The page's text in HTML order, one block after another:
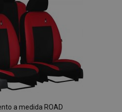
de
Deseos
a medida ROAD